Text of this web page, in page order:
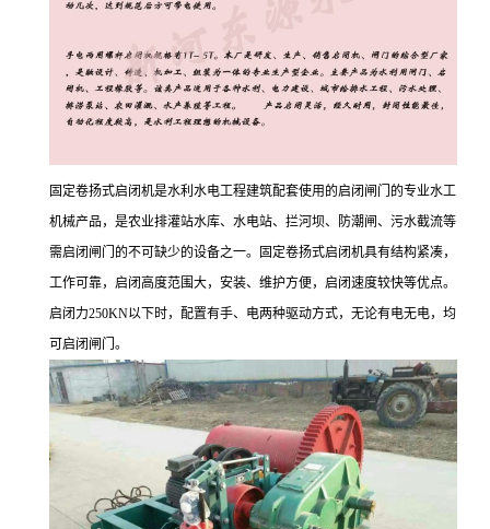
固定卷扬式启闭机是水利水电工程建筑配套使用的启闭闸门的专业水工
机械产品，是农业排灌站水库、水电站、拦河坝、防潮闸、污水截流等
需启闭闸门的不可缺少的设备之一。固定卷扬式启闭机具有结构紧凑，
工作可靠，启闭高度范围大，安装、维护方便，启闭速度较快等优点。
启闭力250KN以下时，配置有手、电两种驱动方式，无论有电无电，均
可启闭闸门。